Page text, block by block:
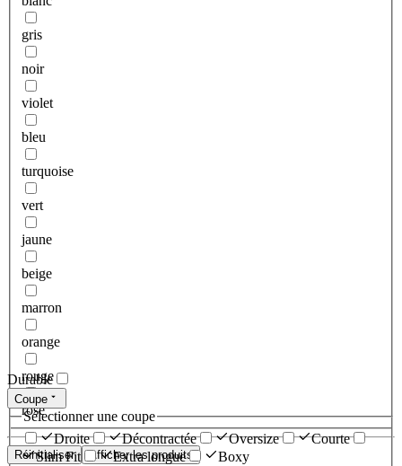
gris
noir
violet
bleu
turquoise
vert
jaune
beige
marron
orange
rouge
rose
Réinitialiser Afficher les produits
Durable
Coupe
Sélectionner une coupe
Droite
Décontractée Oversize
Courte
Slim Fit
Extra longue Boxy